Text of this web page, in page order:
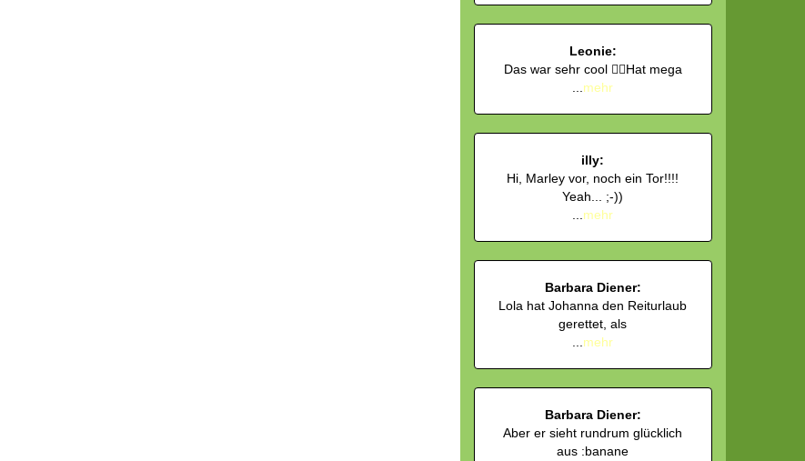
Leonie:
Das war sehr cool 👍🏻Hat mega
mehr
illy:
Hi, Marley vor, noch ein Tor!!!!
Yeah... ;-))
mehr
Barbara Diener:
Lola hat Johanna den Reiturlaub
gerettet, als
mehr
Barbara Diener:
Aber er sieht rundrum glücklich
aus :banane